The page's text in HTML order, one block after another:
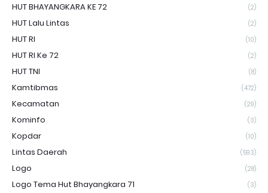
HUT BHAYANGKARA KE 72 (2)
HUT Lalu Lintas (2)
HUT RI (10)
HUT RI Ke 72 (2)
HUT TNI (8)
Kamtibmas (472)
Kecamatan (29)
Kominfo (3)
Kopdar (10)
Lintas Daerah (593)
Logo (28)
Logo Tema Hut Bhayangkara 71 (3)